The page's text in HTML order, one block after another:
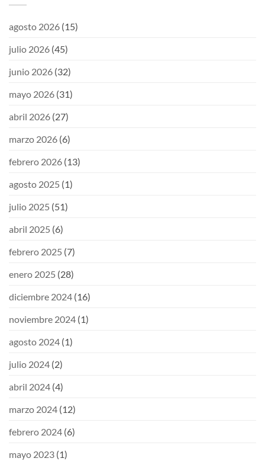
agosto 2026 (15)
julio 2026 (45)
junio 2026 (32)
mayo 2026 (31)
abril 2026 (27)
marzo 2026 (6)
febrero 2026 (13)
agosto 2025 (1)
julio 2025 (51)
abril 2025 (6)
febrero 2025 (7)
enero 2025 (28)
diciembre 2024 (16)
noviembre 2024 (1)
agosto 2024 (1)
julio 2024 (2)
abril 2024 (4)
marzo 2024 (12)
febrero 2024 (6)
mayo 2023 (1)